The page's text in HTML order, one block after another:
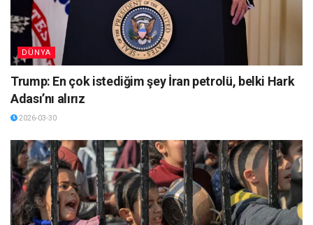
DÜNYA
Trump: En çok istediğim şey İran petrolü, belki Hark
Adası’nı alırız
2026-03-30